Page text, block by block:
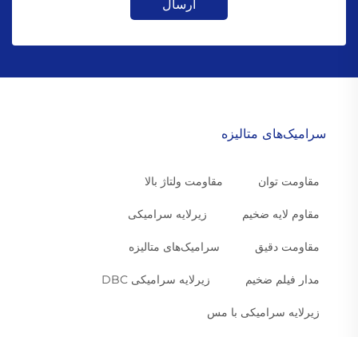
ارسال
سرامیک‌های متالیزه
مقاومت توان مقاومت ولتاژ بالا
مقاوم لایه ضخیم زیرلایه سرامیکی
مقاومت دقیق سرامیک‌های متالیزه
مدار فیلم ضخیم زیرلایه سرامیکی DBC
زیرلایه سرامیکی با مس